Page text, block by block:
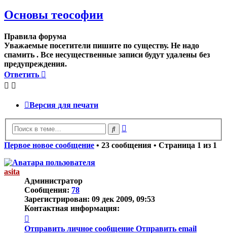
Основы теософии
Правила форума
Уважаемые посетители пишите по существу. Не надо
спамить . Все несущественные записи будут удалены без
предупреждения.
Ответить
Версия для печати
Поиск
Первое новое сообщение • 23 сообщения • Страница 1 из 1
asita
Администратор
Сообщения: 78
Зарегистрирован: 09 дек 2009, 09:53
Контактная информация:
информация
пользователя
Отправить личное сообщение Отправить email